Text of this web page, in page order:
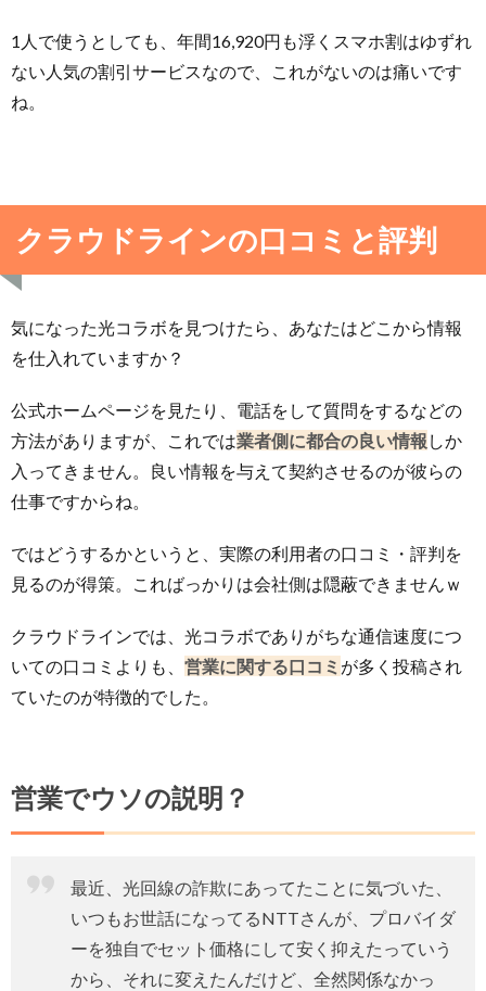
1人で使うとしても、年間16,920円も浮くスマホ割はゆずれ
ない人気の割引サービスなので、これがないのは痛いです
ね。
クラウドラインの口コミと評判
気になった光コラボを見つけたら、あなたはどこから情報
を仕入れていますか？
公式ホームページを見たり、電話をして質問をするなどの
方法がありますが、これでは業者側に都合の良い情報 しか
入ってきません。良い情報を与えて契約させるのが彼らの
仕事ですからね。
ではどうするかというと、実際の利用者の口コミ・評判を
見るのが得策。こればっかりは会社側は隠蔽できませんｗ
クラウドラインでは、光コラボでありがちな通信速度につ
いての口コミよりも、 営業に関する口コミ が多く投稿され
ていたのが特徴的でした。
営業でウソの説明？
最近、光回線の詐欺にあってたことに気づいた、
いつもお世話になってるNTTさんが、プロバイダ
ーを独自でセット価格にして安く抑えたっていう
から、それに変えたんだけど、全然関係なかっ